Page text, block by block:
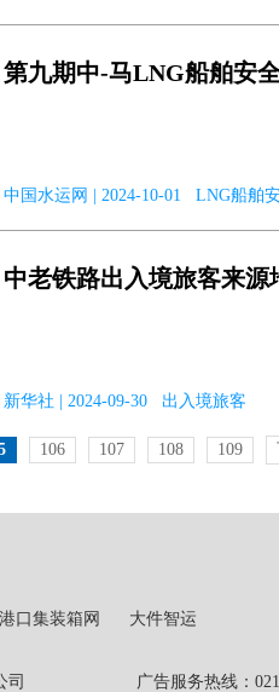
第九期中-马LNG船舶安
中国水运网 | 2024-10-01 LNG船舶
中老铁路出入境旅客来源
新华社 | 2024-09-30 出入境旅客
106 107 108 109
口集装箱网
大件智运
限公司 广告服务热线：021-